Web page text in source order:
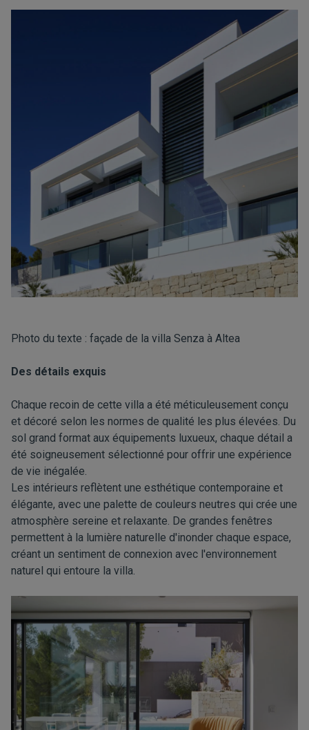
Photo du texte : façade de la villa Senza à Altea
Des détails exquis
Chaque recoin de cette villa a été méticuleusement conçu
et décoré selon les normes de qualité les plus élevées. Du
sol grand format aux équipements luxueux, chaque détail a
été soigneusement sélectionné pour offrir une expérience
de vie inégalée.
Les intérieurs reflètent une esthétique contemporaine et
élégante, avec une palette de couleurs neutres qui crée une
atmosphère sereine et relaxante. De grandes fenêtres
permettent à la lumière naturelle d'inonder chaque espace,
créant un sentiment de connexion avec l'environnement
naturel qui entoure la villa.